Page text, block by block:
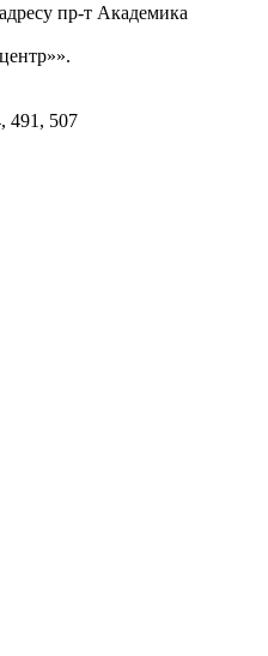
пр-т Академика
491, 507